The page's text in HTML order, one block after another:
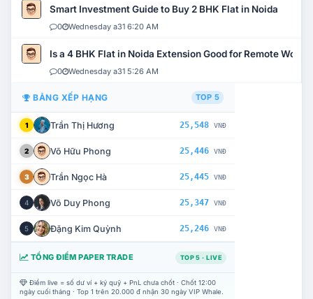
Smart Investment Guide to Buy 2 BHK Flat in Noida
0 Wednesday a31 6:20 AM
Is a 4 BHK Flat in Noida Extension Good for Remote Work?
0 Wednesday a31 5:26 AM
BẢNG XẾP HẠNG TOP 5
1 Trần Thị Hương 25,548 VNĐ
2 Võ Hữu Phong 25,446 VNĐ
3 Trần Ngọc Hà 25,445 VNĐ
4 Võ Duy Phong 25,347 VNĐ
5 Đặng Kim Quỳnh 25,246 VNĐ
TỔNG ĐIỂM PAPER TRADE TOP 5 · LIVE
Điểm live = số dư ví + ký quỹ + PnL chưa chốt · Chốt 12:00
ngày cuối tháng · Top 1 trên 20.000 đ nhận 30 ngày VIP Whale.